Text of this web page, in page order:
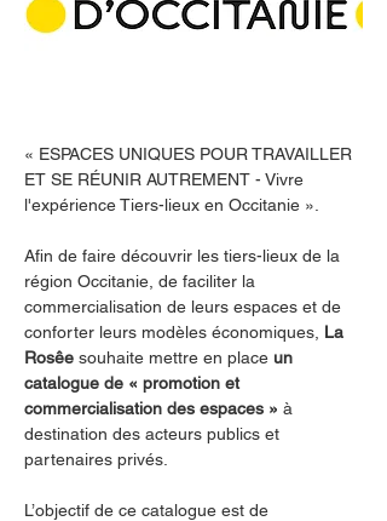
« ESPACES UNIQUES POUR TRAVAILLER
ET SE RÉUNIR AUTREMENT - Vivre
l'expérience Tiers-lieux en Occitanie ».
Afin de faire découvrir les tiers-lieux de la
région Occitanie, de faciliter la
commercialisation de leurs espaces et de
conforter leurs modèles économiques, La
Rosêe souhaite mettre en place un
catalogue de « promotion et
commercialisation des espaces » à
destination des acteurs publics et
partenaires privés.
L’objectif de ce catalogue est de